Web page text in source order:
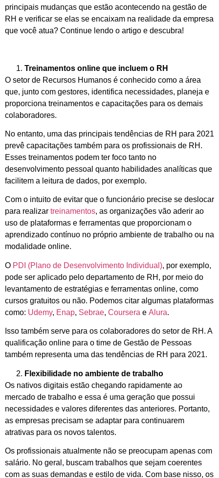
principais mudanças que estão acontecendo na gestão de
RH e verificar se elas se encaixam na realidade da empresa
que você atua? Continue lendo o artigo e descubra!
Treinamentos online que incluem o RH
O setor de Recursos Humanos é conhecido como a área
que, junto com gestores, identifica necessidades, planeja e
proporciona treinamentos e capacitações para os demais
colaboradores.
No entanto, uma das principais tendências de RH para 2021
prevê capacitações também para os profissionais de RH.
Esses treinamentos podem ter foco tanto no
desenvolvimento pessoal quanto habilidades analíticas que
facilitem a leitura de dados, por exemplo.
Com o intuito de evitar que o funcionário precise se deslocar
para realizar treinamentos, as organizações vão aderir ao
uso de plataformas e ferramentas que proporcionam o
aprendizado contínuo no próprio ambiente de trabalho ou na
modalidade online.
O PDI (Plano de Desenvolvimento Individual), por exemplo,
pode ser aplicado pelo departamento de RH, por meio do
levantamento de estratégias e ferramentas online, como
cursos gratuitos ou não. Podemos citar algumas plataformas
como: Udemy, Enap, Sebrae, Coursera e Alura.
Isso também serve para os colaboradores do setor de RH. A
qualificação online para o time de Gestão de Pessoas
também representa uma das tendências de RH para 2021.
Flexibilidade no ambiente de trabalho
Os nativos digitais estão chegando rapidamente ao
mercado de trabalho e essa é uma geração que possui
necessidades e valores diferentes das anteriores. Portanto,
as empresas precisam se adaptar para continuarem
atrativas para os novos talentos.
Os profissionais atualmente não se preocupam apenas com
salário. No geral, buscam trabalhos que sejam coerentes
com as suas demandas e estilo de vida. Com base nisso, os